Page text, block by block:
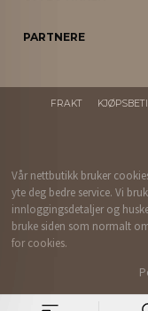
PARTNERE
FRAKT
Vår nettbutikk bruker
yte deg bedre service. Vi
innloggingsdetaljer og
bruke siden som normalt
for cookies.